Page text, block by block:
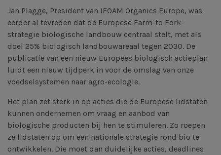
Jan Plagge, President van IFOAM Organics Europe, was
eerder al tevreden dat de Europese Farm-to Fork-
strategie biologische landbouw centraal stelt, met als
doel 25% biologisch landbouwareaal tegen 2030. De
publicatie van een nieuw Europees biologisch actieplan
luidt een nieuw tijdperk in voor de omslag van onze
voedselsystemen naar agro-ecologie.
Het plan zet sterk in op acties die de Europese lidstaten
kunnen ondernemen om vraag en aanbod van
biologische producten bij hen te stimuleren. Zo roepen
ze lidstaten op om een nationale strategie rond bio te
ontwikkelen. Die moet dan duidelijke acties, deadlines